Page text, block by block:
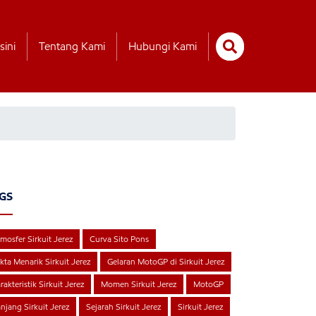
Tentang Kami Hubungi Kami
Sirkuit Jerez Curva Sito Pons
Menarik Sirkuit Jerez Gelaran MotoGP di Sirkuit Jerez
Sirkuit Jerez Momen Sirkuit Jerez MotoGP
Sirkuit Jerez Sejarah Sirkuit Jerez Sirkuit Jerez